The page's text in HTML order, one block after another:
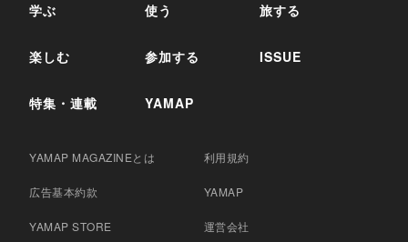
学ぶ 使う 旅する
楽しむ 参加する ISSUE
特集・連載 YAMAP
YAMAP MAGAZINEとは 利用規約
広告基本約款 YAMAP
YAMAP STORE 運営会社